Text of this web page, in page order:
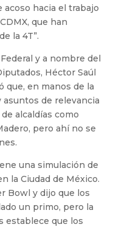
hacia el trabajo
que han
la 4T”.
y a nombre del
Héctor Saúl
que, en manos de la
de relevancia
alcaldías como
pero ahí no se
una simulación de
la Ciudad de México.
Bowl y dijo que los
un primo, pero la
establece que los